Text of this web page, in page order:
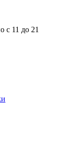
с 11 до 21